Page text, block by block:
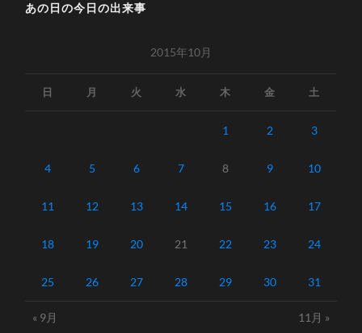
あの日の今日の出来事
2015年10月
日 月 火 水 木 金 土
1 2 3
4 5 6 7 8 9 10
11 12 13 14 15 16 17
18 19 20 21 22 23 24
25 26 27 28 29 30 31
« 9月 11月 »